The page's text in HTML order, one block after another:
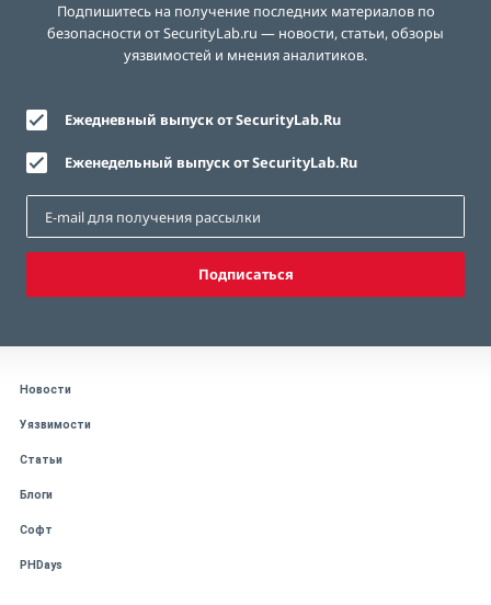
Подпишитесь на получение последних материалов по
безопасности от SecurityLab.ru — новости, статьи, обзоры
уязвимостей и мнения аналитиков.
Ежедневный выпуск от SecurityLab.Ru
Еженедельный выпуск от SecurityLab.Ru
Подписаться
Новости
Уязвимости
Статьи
Блоги
Софт
PHDays